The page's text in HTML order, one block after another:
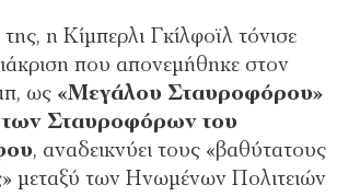
η Κίμπερλι Γκίλφοϊλ τόνισε
που απονεμήθηκε στον
ως «Μεγάλου Σταυροφόρου»
των Σταυροφόρων του
, αναδεικνύει τους «βαθύτατους
μεταξύ των Ηνωμένων Πολιτειών